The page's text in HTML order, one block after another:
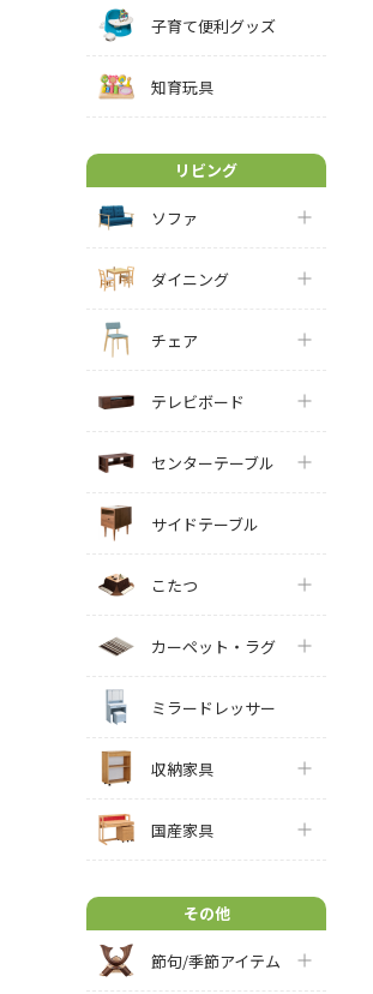
子育て便利グッズ
知育玩具
リビング
ソファ
ダイニング
チェア
テレビボード
センターテーブル
サイドテーブル
こたつ
カーペット・ラグ
ミラードレッサー
収納家具
国産家具
その他
節句/季節アイテム